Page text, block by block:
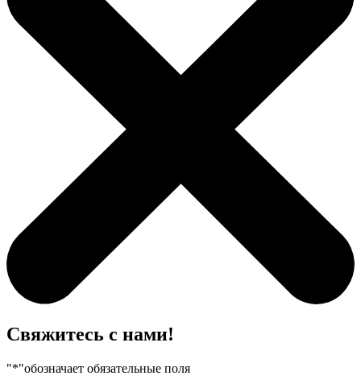
Свяжитесь с нами!
"*"обозначает обязательные поля